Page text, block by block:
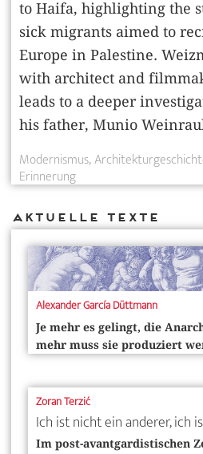
to Haifa, highlighting the
sick migrants aimed to
Europe in Palestine.
with architect and
leads to a deeper
his father, Munio
Modernismus
Erinnerung
Aktuelle Texte
Alexander García Düttmann
Je mehr es gelingt, die
mehr muss sie produziert
Zoran Terzić
Ich ist nicht ein anderer, ich
Im post-avantgardistischen